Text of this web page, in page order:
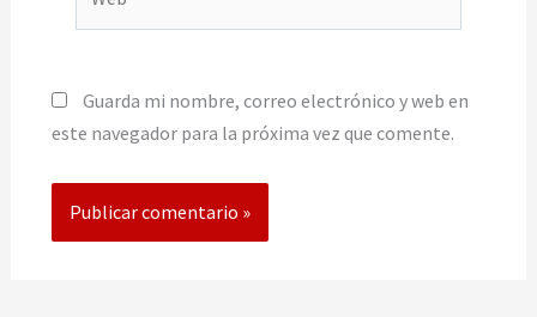
Guarda mi nombre, correo electrónico y web en
este navegador para la próxima vez que comente.